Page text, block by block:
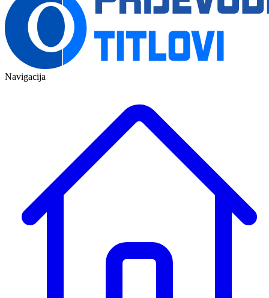
Navigacija